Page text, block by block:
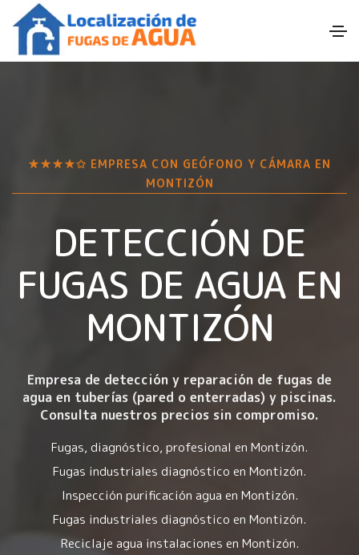
★★★★✩ EMPRESA CON GEÓFONO Y CÁMARA EN
MONTIZÓN
DETECCIÓN DE
FUGAS DE AGUA EN
MONTIZÓN
Empresa de detección y reparación de fugas de
agua en tuberías (pared o enterradas) y piscinas.
Consulta nuestros precios sin compromiso.
Fugas, diagnóstico, profesional en Montizón.
Fugas industriales diagnóstico en Montizón.
Inspección purificación agua en Montizón.
Fugas industriales diagnóstico en Montizón.
Reciclaje agua instalaciones en Montizón.